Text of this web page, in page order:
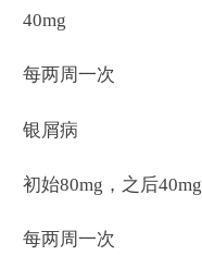
40mg
每两周一次
银屑病
初始80mg，之后40mg
每两周一次